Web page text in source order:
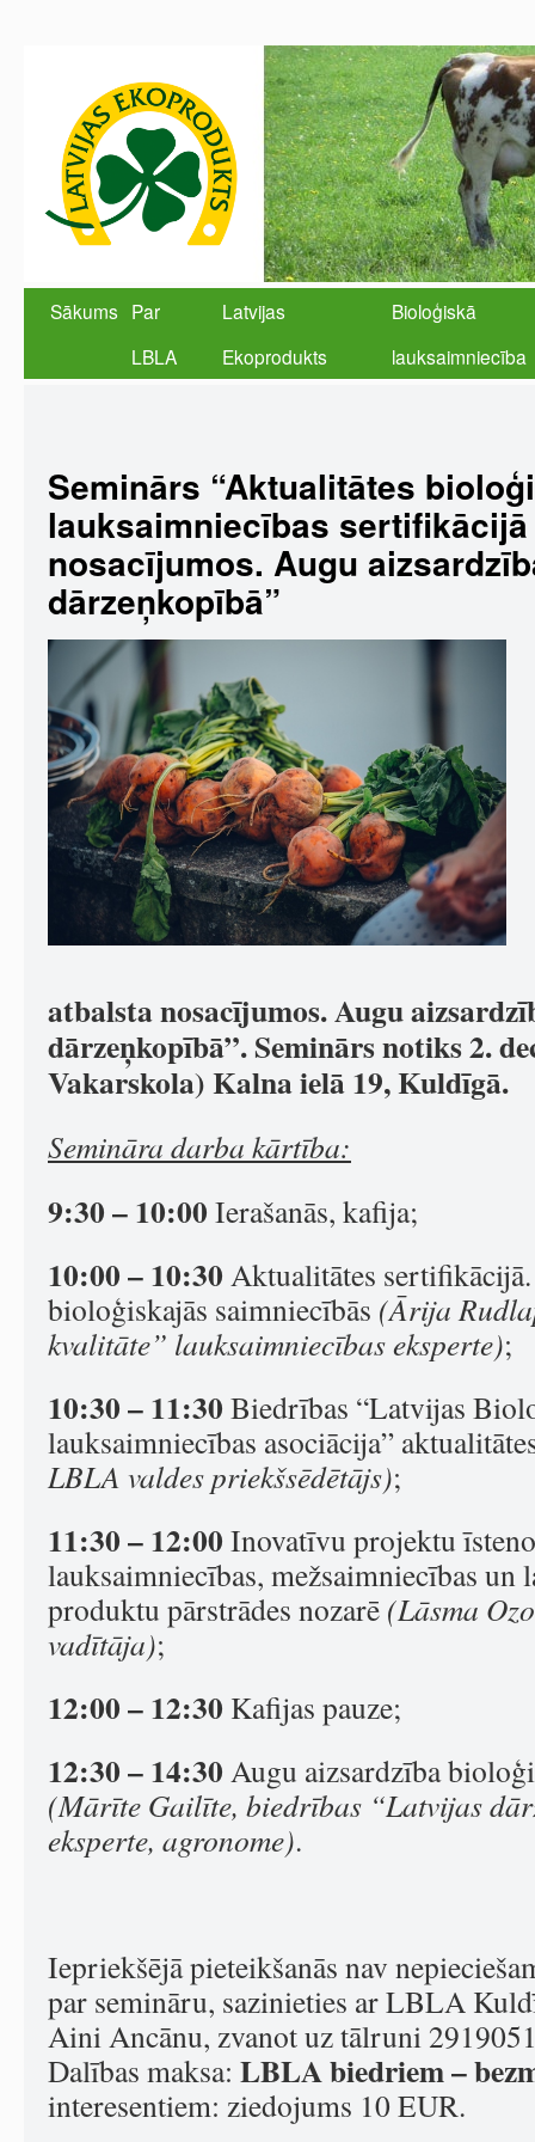
Sākums Par
LBLA
Latvijas
Ekoprodukts
Bioloģiskā
lauksaimniecība
Seminārs “Aktualitātes
lauksaimniecības
nosacījumos. Augu
dārzeņkopībā”
atbalsta nosacījumos. Augu
dārzeņkopībā”. Seminārs notiks 2.
Vakarskola) Kalna ielā 19, Kuldīgā.
Semināra darba kārtība:
9:30 – 10:00 Ierašanās, kafija;
10:00 – 10:30 Aktualitātes
bioloģiskajās saimniecībās (Ārija
kvalitāte” lauksaimniecības eksperte);
10:30 – 11:30 Biedrības “Latvijas
lauksaimniecības asociācija”
LBLA valdes priekšsēdētājs);
11:30 – 12:00 Inovatīvu projektu
lauksaimniecības, mežsaimniecības un
produktu pārstrādes nozarē (Lāsma
vadītāja);
12:00 – 12:30 Kafijas pauze;
12:30 – 14:30 Augu aizsardzība
(Mārīte Gailīte, biedrības “Latvijas
eksperte, agronome).
Iepriekšējā pieteikšanās nav
par semināru, sazinieties ar LBLA
Aini Ancānu, zvanot uz tālruni
Dalības maksa: LBLA biedriem –
interesentiem: ziedojums 10 EUR.